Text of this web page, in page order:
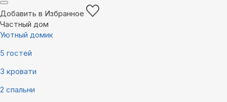
Добавить в Избранное
Частный дом
Уютный домик
5 гостей
3 кровати
2 спальни